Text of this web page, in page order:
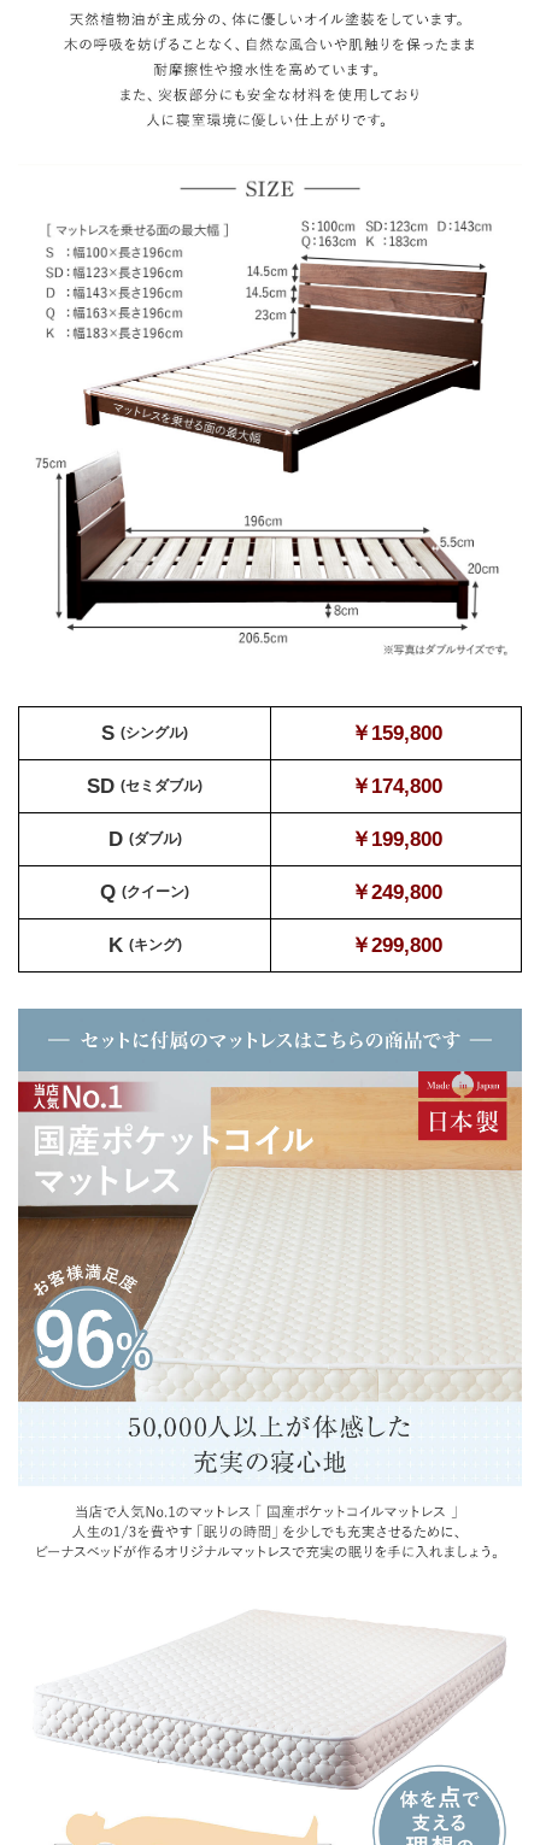
S (シングル) ￥159,800
SD (セミダブル) ￥174,800
D (ダブル) ￥199,800
Q (クイーン) ￥249,800
K (キング) ￥299,800